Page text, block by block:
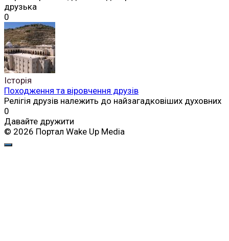
друзька
0
Історія
Походження та віровчення друзів
Релігія друзів належить до найзагадковіших духовних
0
Давайте дружити
© 2026 Портал Wake Up Media